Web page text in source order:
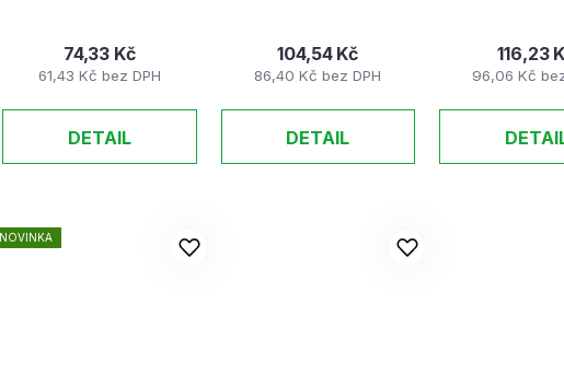
61,43 Kč bez DPH
74,33 Kč
DETAIL
86,40 Kč bez DPH
104,54 Kč
DETAIL
96,06 Kč
116,23
NOVINKA